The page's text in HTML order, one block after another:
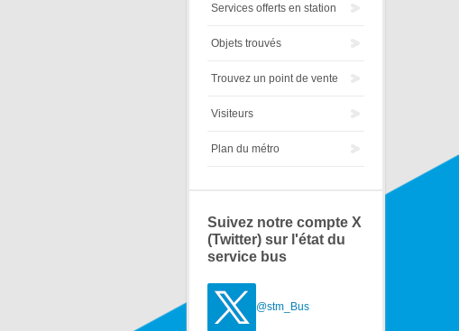
Services offerts en station
Objets trouvés
Trouvez un point de vente
Visiteurs
Plan du métro
Suivez notre compte X
(Twitter) sur l'état du
service bus
@stm_Bus